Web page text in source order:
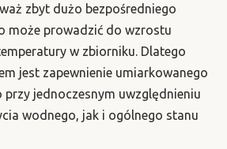
zbyt dużo bezpośredniego
może prowadzić do wzrostu
w zbiorniku. Dlatego
jest zapewnienie umiarkowanego
przy jednoczesnym uwzględnieniu
wodnego, jak i ogólnego stanu